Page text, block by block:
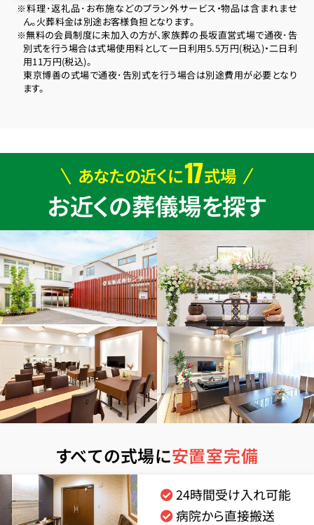
※料理･返礼品･お布施などのプラン外サービス・物品は含まれませ
ん。火葬料金は別途お客様負担となります。
※無料の会員制度に未加入の方が、家族葬の長坂直営式場で通夜･告
別式を行う場合は式場使用料として一日利用5.5万円(税込)・二日利
用11万円(税込)。
東京博善の式場で通夜･告別式を行う場合は別途費用が必要となり
ます。
あなたの近くに17式場
お近くの葬儀場を探す
すべての式場に安置室完備
24時間受け入れ可能
病院から直接搬送